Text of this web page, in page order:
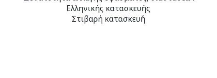
Ελληνικής κατασκευής
Στιβαρή κατασκευή